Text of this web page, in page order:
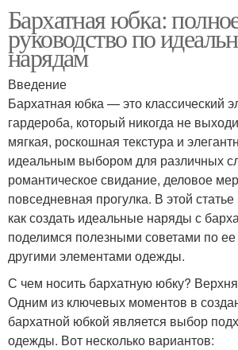
Бархатная юбка:
руководство по
нарядам
Введение
Бархатная юбка — это классический
гардероба, который никогда не
мягкая, роскошная текстура и
идеальным выбором для различных
романтическое свидание, деловое
повседневная прогулка. В этой
как создать идеальные наряды с
поделимся полезными советами по
другими элементами одежды.
С чем носить бархатную юбку?
Одним из ключевых моментов в
бархатной юбкой является выбор
одежды. Вот несколько вариантов: